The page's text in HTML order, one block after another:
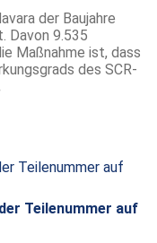
der Baujahre
Davon 9.535
Maßnahme ist, dass
des SCR-
Teilenummer auf